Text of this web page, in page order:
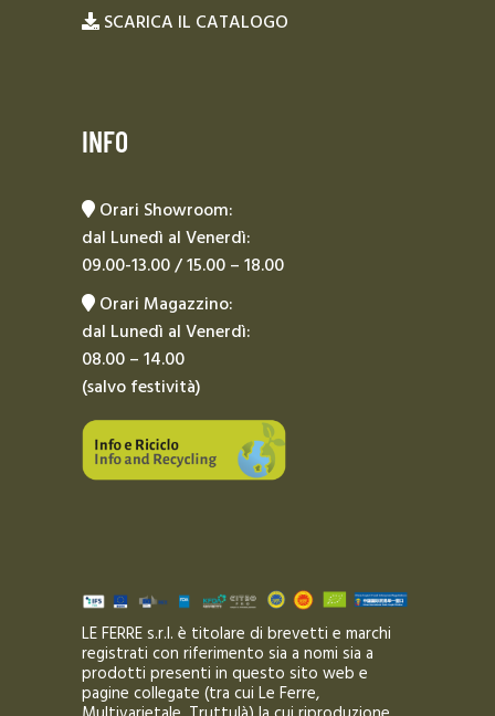
SCARICA IL CATALOGO
INFO
Orari Showroom:
dal Lunedì al Venerdì:
09.00-13.00 / 15.00 – 18.00
Orari Magazzino:
dal Lunedì al Venerdì:
08.00 – 14.00
(salvo festività)
LE FERRE s.r.l. è titolare di brevetti e marchi
registrati con riferimento sia a nomi sia a
prodotti presenti in questo sito web e
pagine collegate (tra cui Le Ferre,